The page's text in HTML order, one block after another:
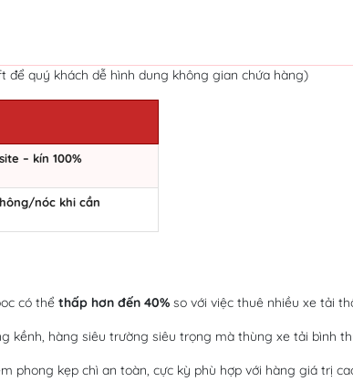
để quý khách dễ hình dung không gian chứa hàng)
– kín 100%
nóc khi cần
có thể thấp hơn đến 40% so với việc thuê nhiều xe tải
kềnh, hàng siêu trường siêu trọng mà thùng xe tải bình
phong kẹp chì an toàn, cực kỳ phù hợp với hàng giá trị